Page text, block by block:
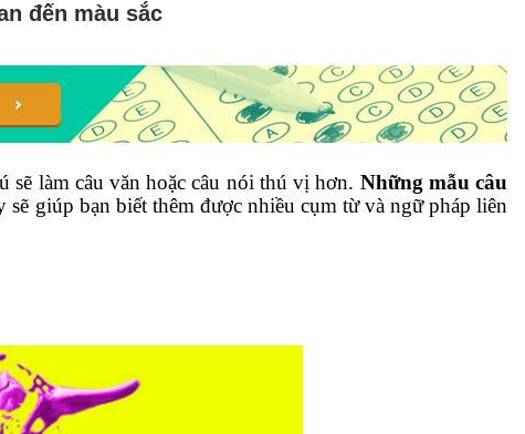
đến màu sắc
sẽ làm câu văn hoặc câu nói thú vị hơn. Những mẫu câu
sẽ giúp bạn biết thêm được nhiều cụm từ và ngữ pháp liên